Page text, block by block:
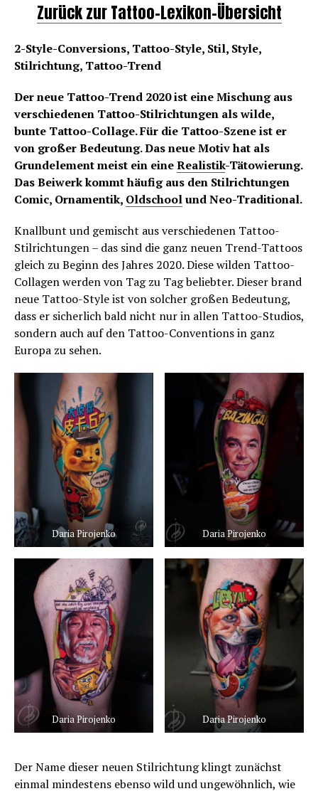
Zurück zur Tattoo-Lexikon-Übersicht
2-Style-Conversions, Tattoo-Style, Stil, Style,
Stilrichtung, Tattoo-Trend
Der neue Tattoo-Trend 2020 ist eine Mischung aus
verschiedenen Tattoo-Stilrichtungen als wilde,
bunte Tattoo-Collage. Für die Tattoo-Szene ist er
von großer Bedeutung. Das neue Motiv hat als
Grundelement meist ein eineRealistik-Tätowierung.
Das Beiwerk kommt häufig aus den Stilrichtungen
Comic, Ornamentik, Oldschoolund Neo-Traditional.
Knallbunt und gemischt aus verschiedenen Tattoo-
Stilrichtungen – das sind die ganz neuen Trend-Tattoos
gleich zu Beginn des Jahres 2020. Diese wilden Tattoo-
Collagen werden von Tag zu Tag beliebter. Dieser brand
neue Tattoo-Style ist von solcher großen Bedeutung,
dass er sicherlich bald nicht nur in allen Tattoo-Studios,
sondern auch auf den Tattoo-Conventions in ganz
Europa zu sehen.
Daria Pirojenko Daria Pirojenko
Daria Pirojenko Daria Pirojenko
Der Name dieser neuen Stilrichtung klingt zunächst
einmal mindestens ebenso wild und ungewöhnlich, wie